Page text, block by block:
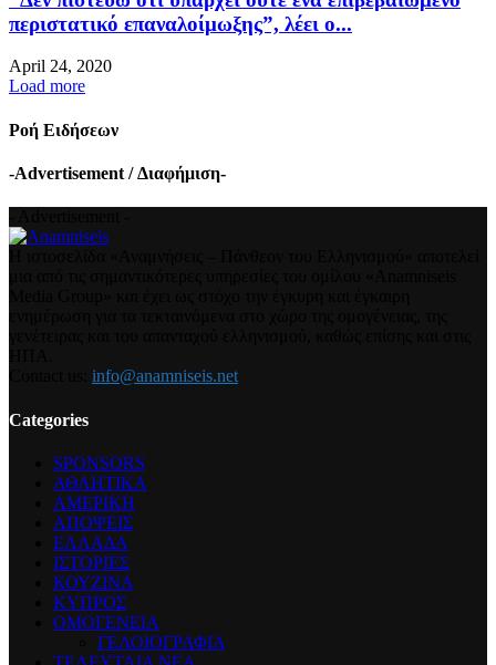
περιστατικό επαναλοίμωξης”, λέει ο...
April 24, 2020
Load more
Ροή Ειδήσεων
-Advertisement / Διαφήμιση-
info@anamniseis.net
Categories
SPONSORS
ΑΘΛΗΤΙΚΑ
ΑΜΕΡΙΚΗ
ΑΠΟΨΕΙΣ
ΕΛΛΑΔΑ
ΙΣΤΟΡΙΕΣ
ΚΟΥΖΙΝΑ
ΚΥΠΡΟΣ
ΟΜΟΓΕΝΕΙΑ
ΓΕΛΟΙΟΓΡΑΦΙΑ